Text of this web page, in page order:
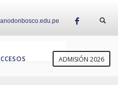
ADMISIÓN 2026